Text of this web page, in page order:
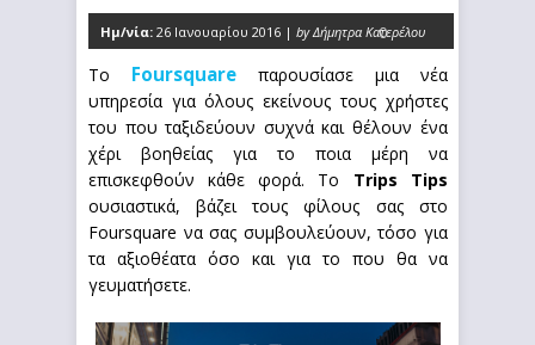
Ημ/νία: 26 Ιανουαρίου 2016 | by Δήμητρα Κατερέλου
0
Το Foursquareπαρουσίασε μια νέα
υπηρεσία για όλους εκείνους τους χρήστες
του που ταξιδεύουν συχνά και θέλουν ένα
χέρι βοηθείας για το ποια μέρη να
επισκεφθούν κάθε φορά. Το Trips Tips
ουσιαστικά, βάζει τους φίλους σας στο
Foursquare να σας συμβουλεύουν, τόσο για
τα αξιοθέατα όσο και για το που θα να
γευματήσετε.